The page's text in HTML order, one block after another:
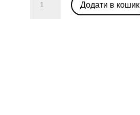
Dunk
Додати в кошик